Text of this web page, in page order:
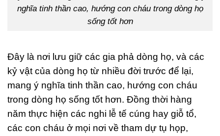
nghĩa tinh thần cao, hướng con cháu trong dòng họ
sống tốt hơn
Đây là nơi lưu giữ các gia phả dòng họ, và các
kỷ vật của dòng họ từ nhiều đời trước để lại,
mang ý nghĩa tinh thần cao, hướng con cháu
trong dòng họ sống tốt hơn. Đồng thời hàng
năm thực hiện các nghi lễ tế cúng hay giỗ tổ,
các con cháu ở mọi nơi về tham dự tụ họp,